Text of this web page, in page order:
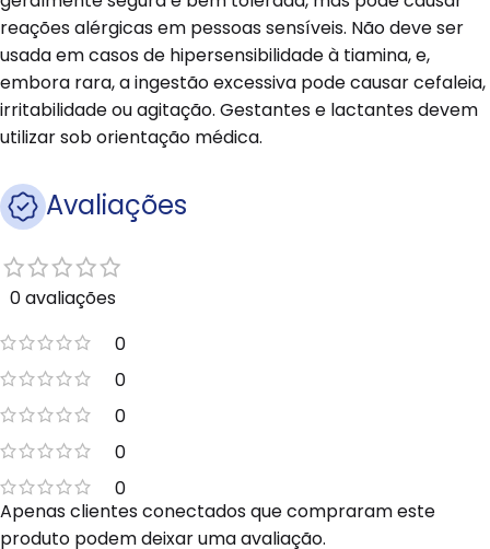
reações alérgicas em pessoas sensíveis. Não deve ser
usada em casos de hipersensibilidade à tiamina, e,
embora rara, a ingestão excessiva pode causar cefaleia,
irritabilidade ou agitação. Gestantes e lactantes devem
utilizar sob orientação médica.
Avaliações
0 avaliações
0
0
0
0
0
Apenas clientes conectados que compraram este
produto podem deixar uma avaliação.